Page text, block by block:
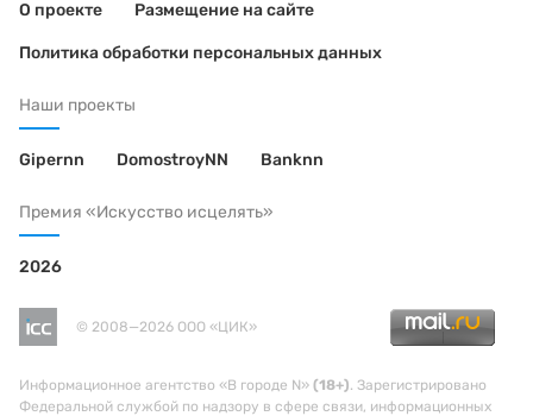
О проекте Размещение на сайте
Политика обработки персональных данных
Наши проекты
Gipernn DomostroyNN Banknn
Премия «Искусство исцелять»
2026
© 2008—2026 ООО «ЦИК»
Информационное агентство «В городе N» (18+). Зарегистрировано
Федеральной службой по надзору в сфере связи, информационных